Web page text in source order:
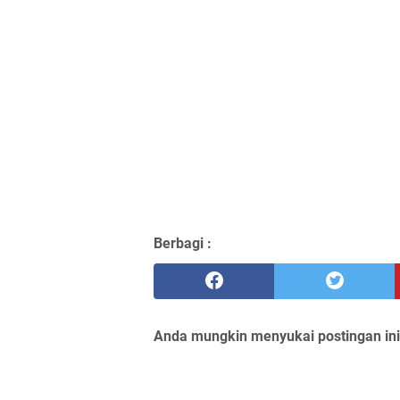
Berbagi :
Anda mungkin menyukai postingan